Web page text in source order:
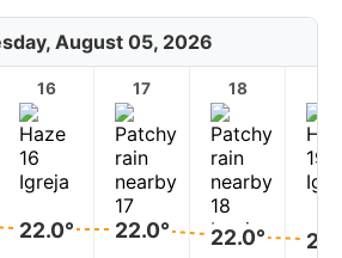
August 05, 2026
16
22.0°
17
22.0°
18
22.0°